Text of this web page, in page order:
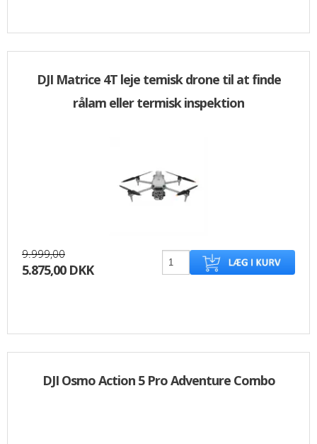
DJI Matrice 4T leje temisk drone til at finde
rålam eller termisk inspektion
9.999,00
5.875,00 DKK
DJI Osmo Action 5 Pro Adventure Combo